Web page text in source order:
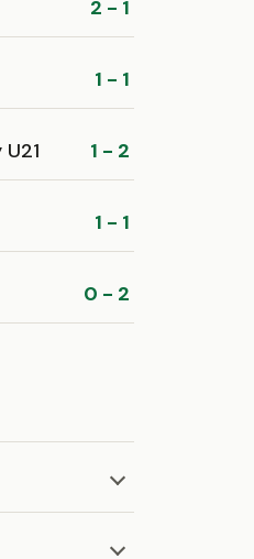
2 - 1
1 - 1
1 - 2
1 - 1
0 - 2